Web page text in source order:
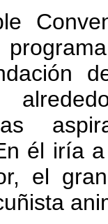
él iría
el